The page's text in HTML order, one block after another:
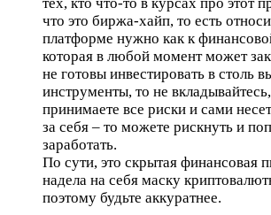
тех, кто что-то в курсах про этот
что это биржа-хайп, то есть
платформе нужно как к
которая в любой момент может
не готовы инвестировать в столь
инструменты, то не
принимаете все риски и сами
за себя – то можете рискнуть и
заработать.
По сути, это скрытая финансовая
надела на себя маску
поэтому будьте аккуратнее.